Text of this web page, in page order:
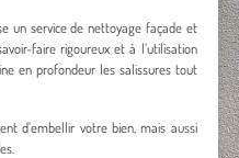
un service de nettoyage façade et
faire rigoureux et à l’utilisation
en profondeur les salissures tout
d’embellir votre bien, mais aussi